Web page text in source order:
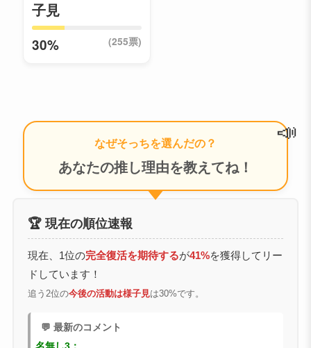
子見
30% (255票)
なぜそっちを選んだの？
あなたの推し理由を教えてね！
📣
🏆 現在の順位速報
現在、1位の完全復活を期待するが41%を獲得してリー
ドしています！
追う2位の今後の活動は様子見は30%です。
💬 最新のコメント
名無し3：